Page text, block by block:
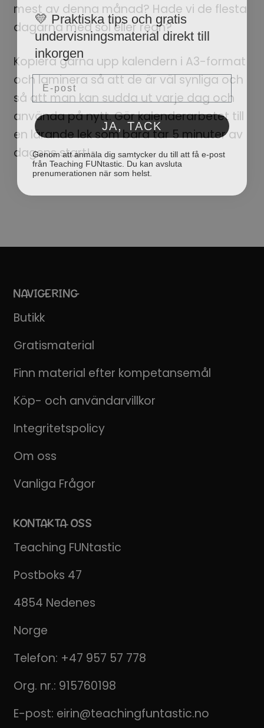
mest av denna månad? Hade vi de flesta
dagarna med sol eller regn?
Kopiera gärna upp kalendern i A3-format
och laminera så att de är väl synliga och
så att man kan sudda ut varje dag och
använda på nytt. Gör kalenderarbetet till
en lärande lek som bara tar 5 minuter av
dagens start!
NAVIGERING
Butikk
Gratismaterial
Finn material efter kompetansemål
Köp- och användarvillkor
Integritetspolicy
Om oss
Vanliga Frågor
KONTAKTA OSS
Teaching FUNtastic
Postboks 47
4854 Nedenes
Norge
Telefon: +47 957 57 778
Org. nr.: 915760198
E-post: eirin@teachingfuntastic.no
💛 Praktiska tips och gratis
undervisningsmaterial direkt till
inkorgen
Email
JA, TACK
från Teaching FUNtastic. Du kan avsluta
prenumerationen när som helst.